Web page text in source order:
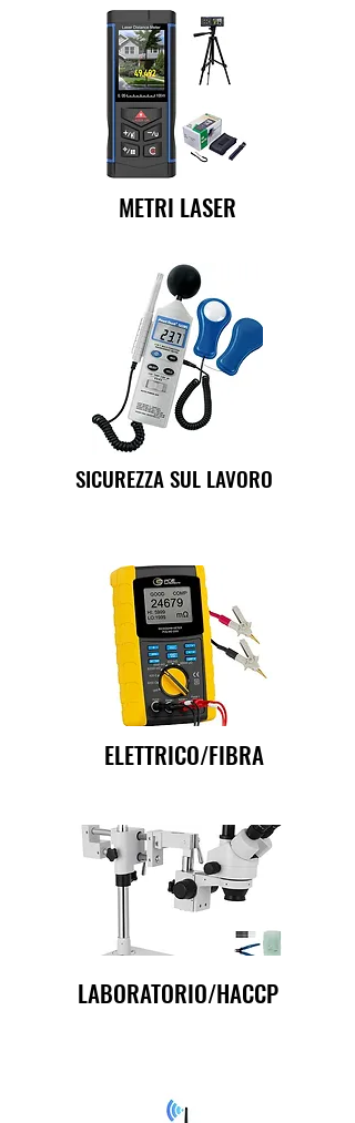
METRI LASER
SICUREZZA SUL LAVORO
ELETTRICO/FIBRA
LABORATORIO/HACCP